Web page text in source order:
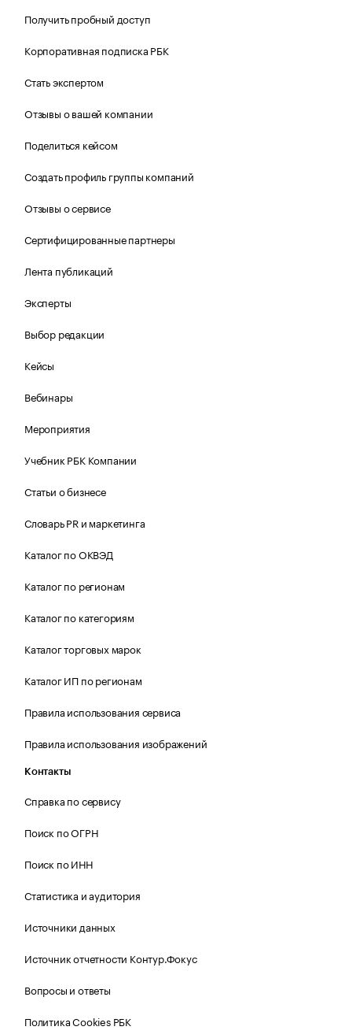
Получить пробный доступ
Корпоративная подписка РБК
Стать экспертом
Отзывы о вашей компании
Поделиться кейсом
Создать профиль группы компаний
Отзывы о сервисе
Сертифицированные партнеры
Лента публикаций
Эксперты
Выбор редакции
Кейсы
Вебинары
Мероприятия
Учебник РБК Компании
Статьи о бизнесе
Словарь PR и маркетинга
Каталог по ОКВЭД
Каталог по регионам
Каталог по категориям
Каталог торговых марок
Каталог ИП по регионам
Правила использования сервиса
Правила использования изображений
Контакты
Справка по сервису
Поиск по ОГРН
Поиск по ИНН
Статистика и аудитория
Источники данных
Источник отчетности Контур.Фокус
Вопросы и ответы
Политика Cookies РБК